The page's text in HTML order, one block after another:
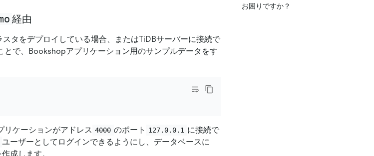
経由
タをデプロイしている場合、またはTiDBサーバーに接続で
とで、Bookshopアプリケーション用のサンプルデータをす
リケーションがアドレス 4000 のポート 127.0.0.1 に接続で
ユーザーとしてログインできるようにし、データベースに
作成します。
お困りですか？